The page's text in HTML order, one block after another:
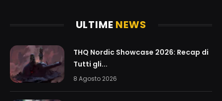
ULTIME NEWS
THQ Nordic Showcase 2026: Recap di
Tutti gli...
8 Agosto 2026